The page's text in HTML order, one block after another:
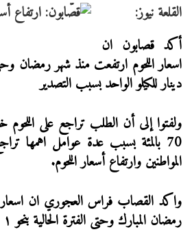
القلعة نيوز:
أكد قصابون ان
دينار للكيلو الواحد بسبب التصدير
ولفتوا إلى أن الطلب تراجع على اللحوم
70 بالمئة بسبب عدة عوامل اهمها
المواطنين وارتفاع أسعار اللحوم.
واكد القصاب فراس العجوري ان اسعار
رمضان المبارك وحتى الفترة الحالية بنحو ١ دينار للكيلو الواحد